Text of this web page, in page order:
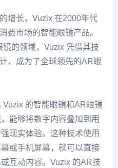
增长，Vuzix 在2000年代
费市场的智能眼镜产品。
的领域，Vuzix 凭借其技
，成为了全球领先的AR眼
的智能眼镜和AR眼镜
能够将数字内容叠加到用
现实体验。这种技术使用
或手机屏幕，就可以直接
互动内容。Vuzix 的AR技